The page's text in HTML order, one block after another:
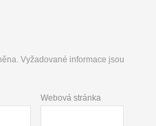
Vyžadované informace jsou
Webová stránka